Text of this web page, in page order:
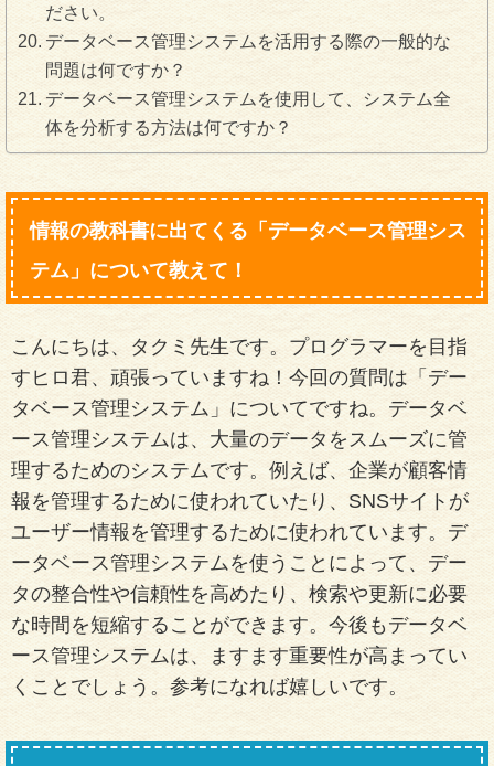
ださい。
データベース管理システムを活用する際の一般的な
問題は何ですか？
データベース管理システムを使用して、システム全
体を分析する方法は何ですか？
情報の教科書に出てくる「データベース管理シス
テム」について教えて！
こんにちは、タクミ先生です。プログラマーを目指
すヒロ君、頑張っていますね！今回の質問は「デー
タベース管理システム」についてですね。データベ
ース管理システムは、大量のデータをスムーズに管
理するためのシステムです。例えば、企業が顧客情
報を管理するために使われていたり、SNSサイトが
ユーザー情報を管理するために使われています。デ
ータベース管理システムを使うことによって、デー
タの整合性や信頼性を高めたり、検索や更新に必要
な時間を短縮することができます。今後もデータベ
ース管理システムは、ますます重要性が高まってい
くことでしょう。参考になれば嬉しいです。